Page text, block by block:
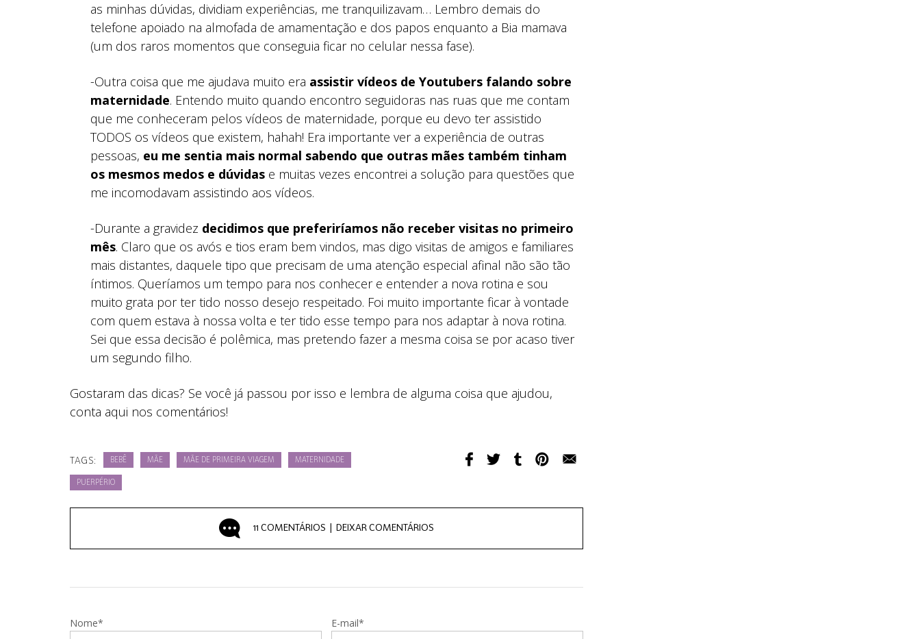
as minhas dúvidas, dividiam experiências, me tranquilizavam… Lembro demais do
telefone apoiado na almofada de amamentação e dos papos enquanto a Bia mamava
(um dos raros momentos que conseguia ficar no celular nessa fase).
-Outra coisa que me ajudava muito era assistir vídeos de Youtubers falando sobre
maternidade. Entendo muito quando encontro seguidoras nas ruas que me contam
que me conheceram pelos vídeos de maternidade, porque eu devo ter assistido
TODOS os vídeos que existem, hahah! Era importante ver a experiência de outras
pessoas, eu me sentia mais normal sabendo que outras mães também tinham
os mesmos medos e dúvidas e muitas vezes encontrei a solução para questões que
me incomodavam assistindo aos vídeos.
-Durante a gravidez decidimos que preferiríamos não receber visitas no primeiro
mês. Claro que os avós e tios eram bem vindos, mas digo visitas de amigos e familiares
mais distantes, daquele tipo que precisam de uma atenção especial afinal não são tão
íntimos. Queríamos um tempo para nos conhecer e entender a nova rotina e sou
muito grata por ter tido nosso desejo respeitado. Foi muito importante ficar à vontade
com quem estava à nossa volta e ter tido esse tempo para nos adaptar à nova rotina.
Sei que essa decisão é polêmica, mas pretendo fazer a mesma coisa se por acaso tiver
um segundo filho.
Gostaram das dicas? Se você já passou por isso e lembra de alguma coisa que ajudou,
conta aqui nos comentários!
TAGS: BEBÊ MÃE MÃE DE PRIMEIRA VIAGEM MATERNIDADE
PUERPÉRIO
11 COMENTÁRIOS | DEIXAR COMENTÁRIOS
Nome* E-mail*